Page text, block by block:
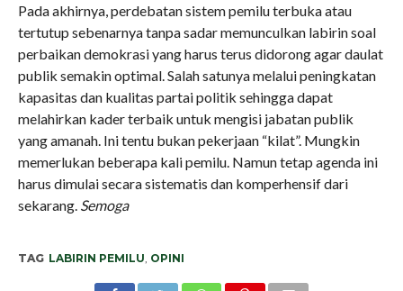
Pada akhirnya, perdebatan sistem pemilu terbuka atau
tertutup sebenarnya tanpa sadar memunculkan labirin soal
perbaikan demokrasi yang harus terus didorong agar daulat
publik semakin optimal. Salah satunya melalui peningkatan
kapasitas dan kualitas partai politik sehingga dapat
melahirkan kader terbaik untuk mengisi jabatan publik
yang amanah. Ini tentu bukan pekerjaan “kilat”. Mungkin
memerlukan beberapa kali pemilu. Namun tetap agenda ini
harus dimulai secara sistematis dan komperhensif dari
sekarang. Semoga
TAG LABIRIN PEMILU OPINI